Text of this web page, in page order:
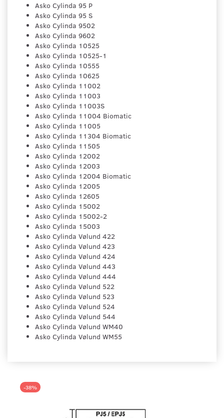
Asko Cylinda 95 P
Asko Cylinda 95 S
Asko Cylinda 9502
Asko Cylinda 9602
Asko Cylinda 10525
Asko Cylinda 10525-1
Asko Cylinda 10555
Asko Cylinda 10625
Asko Cylinda 11002
Asko Cylinda 11003
Asko Cylinda 11003S
Asko Cylinda 11004 Biomatic
Asko Cylinda 11005
Asko Cylinda 11304 Biomatic
Asko Cylinda 11505
Asko Cylinda 12002
Asko Cylinda 12003
Asko Cylinda 12004 Biomatic
Asko Cylinda 12005
Asko Cylinda 12605
Asko Cylinda 15002
Asko Cylinda 15002-2
Asko Cylinda 15003
Asko Cylinda Vølund 422
Asko Cylinda Vølund 423
Asko Cylinda Vølund 424
Asko Cylinda Vølund 443
Asko Cylinda Vølund 444
Asko Cylinda Vølund 522
Asko Cylinda Vølund 523
Asko Cylinda Vølund 524
Asko Cylinda Vølund 544
Asko Cylinda Vølund WM40
Asko Cylinda Vølund WM55
-38%